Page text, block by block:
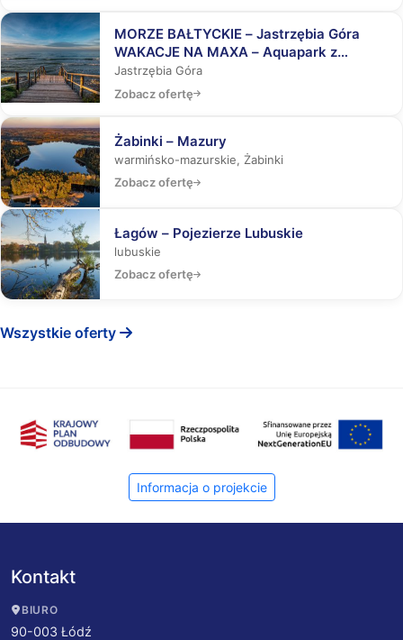
MORZE BAŁTYCKIE – Jastrzębia Góra
WAKACJE NA MAXA – Aquapark z
rekinami, Laser Tag, Misja Specjalna
Jastrzębia Góra
Zobacz ofertę
Żabinki – Mazury
warmińsko-mazurskie, Żabinki
Zobacz ofertę
Łagów – Pojezierze Lubuskie
lubuskie
Zobacz ofertę
Wszystkie oferty
Informacja o projekcie
Kontakt
BIURO
90-003 Łódź